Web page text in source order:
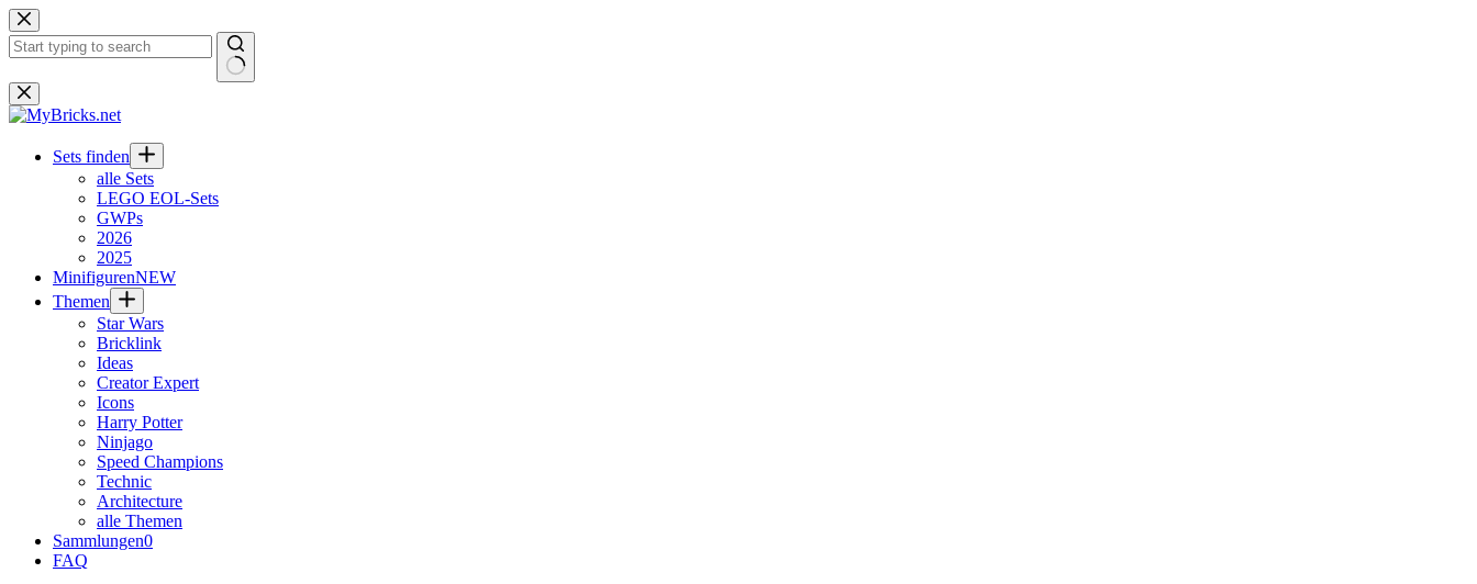
Zum
Inhalt
springen
Keine
Ergebnisse
Sets finden
alle Sets
LEGO EOL-Sets
GWPs
2026
2025
MinifigurenNEW
Themen
Star Wars
Bricklink
Ideas
Creator Expert
Icons
Harry Potter
Ninjago
Speed Champions
Technic
Architecture
alle Themen
Sammlungen0
FAQ